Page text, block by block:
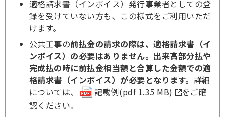
適格請求書（インボイス）発行事業者としての登
録を受けていない方も、この様式をご利用いただ
けます。
公共工事の前払金の請求の際は、適格請求書（イ
ンボイス）の必要はありません。出来高部分払や
完成払の時に前払金相当額と合算した金額での適
格請求書（インボイス）が必要となります。 詳細
については、
記載例(pdf 1.35 MB)
をご確
認ください。